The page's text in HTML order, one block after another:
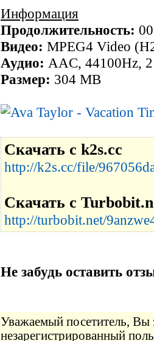
Информация
Продолжительность:
Видео: MPEG4 Video
Аудио: AAC, 44100Hz,
Размер: 304 MB
Скачать с k2s.cc
http://k2s.cc/file/
Скачать с
http://turbobit.net/
Не забудь оставить
Уважаемый посетитель, Вы
незарегистрированный